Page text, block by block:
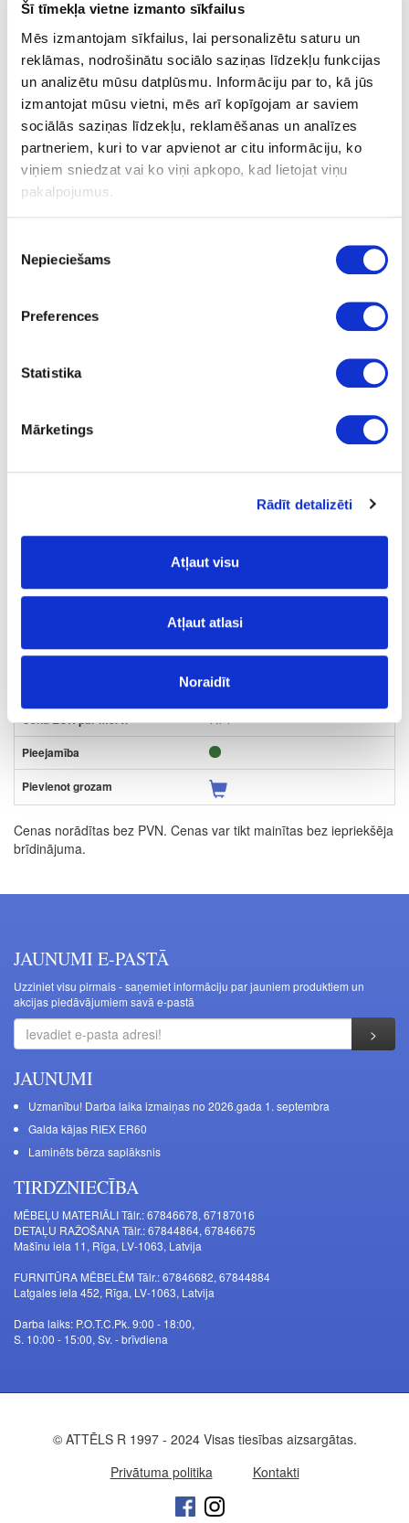
Šī tīmekļa vietne izmanto sīkfailus
Mēs izmantojam sīkfailus, lai personalizētu saturu un
reklāmas, nodrošinātu sociālo saziņas līdzekļu funkcijas
un analizētu mūsu datplūsmu. Informāciju par to, kā jūs
izmantojat mūsu vietni, mēs arī kopīgojam ar saviem
sociālās saziņas līdzekļu, reklamēšanas un analīzes
partneriem, kuri to var apvienot ar citu informāciju, ko
viņiem sniedzat vai ko viņi apkopo, kad lietojat viņu
pakalpojumus.
izvēle
Nepieciešams
Preferences
Statistika
Mārketings
Rādīt detalizēti
Atļaut visu
Atļaut atlasi
Noraidīt
Uzdot jautājumu
Nosūtīt saiti uz produktu
Drukāt
41-H280.58-5
Termokūstošā līme Jowatherm
Termokūstošā līme Jowatherm
caurspīdīga
25
15-40
190-210
7.74
Cenas norādītas bez PVN. Cenas var tikt mainītas bez iepriekšēja
brīdinājuma.
JAUNUMI E-PASTĀ
Uzziniet visu pirmais - saņemiet informāciju par jauniem produktiem un
akcijas piedāvājumiem savā e-pastā
JAUNUMI
Uzmanību! Darba laika izmaiņas no 2026.gada 1. septembra
Galda kājas RIEX ER60
Laminēts bērza saplāksnis
TIRDZNIECĪBA
MĒBEĻU MATERIĀLI Tālr.: 67846678, 67187016
DETAĻU RAŽOŠANA Tālr.: 67844864, 67846675
Mašīnu iela 11, Rīga, LV-1063, Latvija
FURNITŪRA MĒBELĒM Tālr.: 67846682, 67844884
Latgales iela 452, Rīga, LV-1063, Latvija
Darba laiks: P.O.T.C.Pk. 9:00 - 18:00,
S. 10:00 - 15:00, Sv. - brīvdiena
© ATTĒLS R 1997 - 2024 Visas tiesības aizsargātas.
Privātuma politika
Kontakti